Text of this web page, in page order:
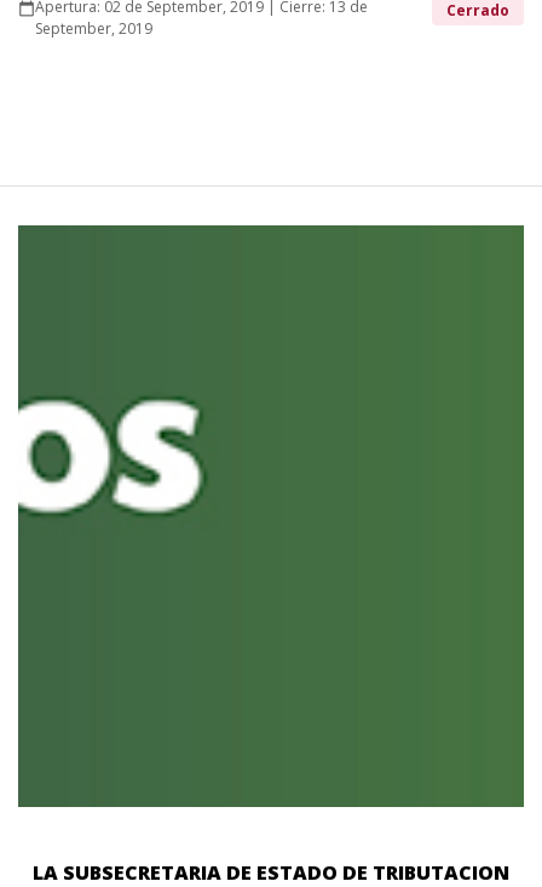
calendar_todayApertura: 02 de September, 2019 | Cierre: 13 de
September, 2019
Cerrado
LA SUBSECRETARIA DE ESTADO DE TRIBUTACION